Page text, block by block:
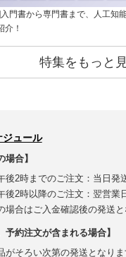
入門書から専門書まで、人工知
介！
特集をもっと
ジュール
場合】
後2時までのご注文：当日発
後2時以降のご注文：翌営業
合はご入金確認後の発送と
予約注文が含まれる場合】
がそろい次第の発送となりま